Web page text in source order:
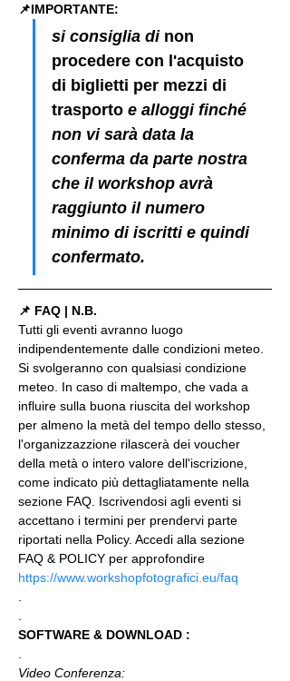
📌IMPORTANTE:
si consiglia di non
procedere con l'acquisto
di biglietti per mezzi di
trasporto e alloggi finché
non vi sarà data la
conferma da parte nostra
che il workshop avrà
raggiunto il numero
minimo di iscritti e quindi
confermato.
📌 FAQ | N.B.
Tutti gli eventi avranno luogo
indipendentemente dalle condizioni meteo.
Si svolgeranno con qualsiasi condizione
meteo. In caso di maltempo, che vada a
influire sulla buona riuscita del workshop
per almeno la metà del tempo dello stesso,
l'organizzazzione rilascerà dei voucher
della metà o intero valore dell'iscrizione,
come indicato più dettagliatamente nella
sezione FAQ. Iscrivendosi agli eventi si
accettano i termini per prendervi parte
riportati nella Policy. Accedi alla sezione
FAQ & POLICY per approfondire
https://www.workshopfotografici.eu/faq
SOFTWARE & DOWNLOAD :
Video Conferenza: